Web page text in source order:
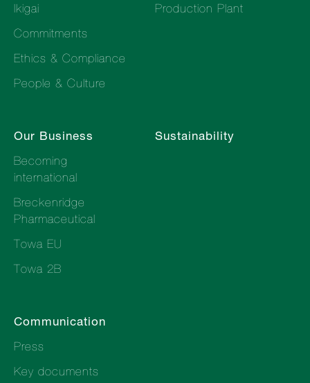
Ikigai
Commitments
Ethics & Compliance
People & Culture
Production Plant
Our Business
Becoming
international
Breckenridge
Pharmaceutical
Towa EU
Towa 2B
Sustainability
Communication
Press
Key documents